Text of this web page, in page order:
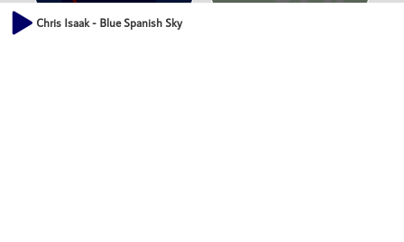
Chris Isaak - Blue Spanish Sky